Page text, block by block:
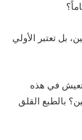
بل تعتبر الأولي
تعيش في هذه
بالطبع القلق